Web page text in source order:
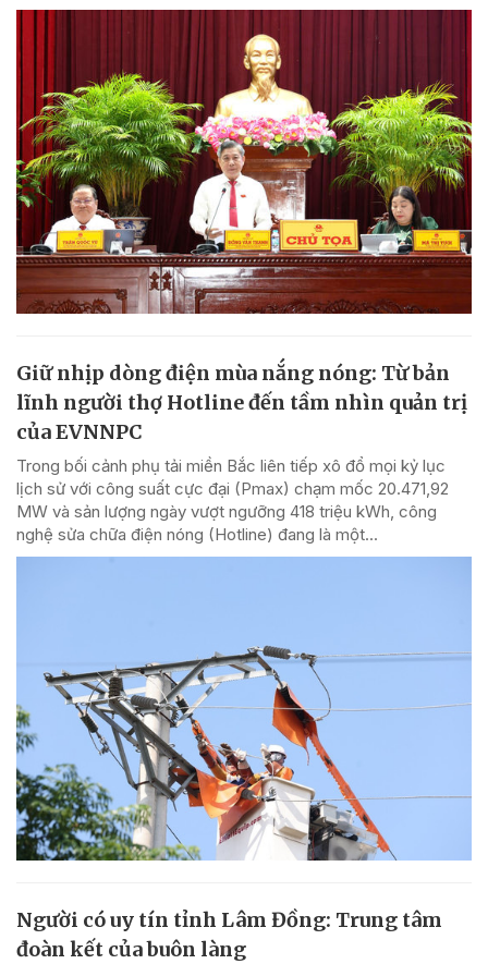
Giữ nhịp dòng điện mùa nắng nóng: Từ bản
lĩnh người thợ Hotline đến tầm nhìn quản trị
của EVNNPC
Trong bối cảnh phụ tải miền Bắc liên tiếp xô đổ mọi kỷ lục
lịch sử với công suất cực đại (Pmax) chạm mốc 20.471,92
MW và sản lượng ngày vượt ngưỡng 418 triệu kWh, công
nghệ sửa chữa điện nóng (Hotline) đang là một...
Người có uy tín tỉnh Lâm Đồng: Trung tâm
đoàn kết của buôn làng